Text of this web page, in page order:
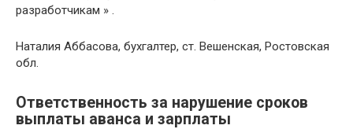
разработчикам » .
Наталия Аббасова, бухгалтер, ст. Вешенская, Ростовская
обл.
Ответственность за нарушение сроков
выплаты аванса и зарплаты